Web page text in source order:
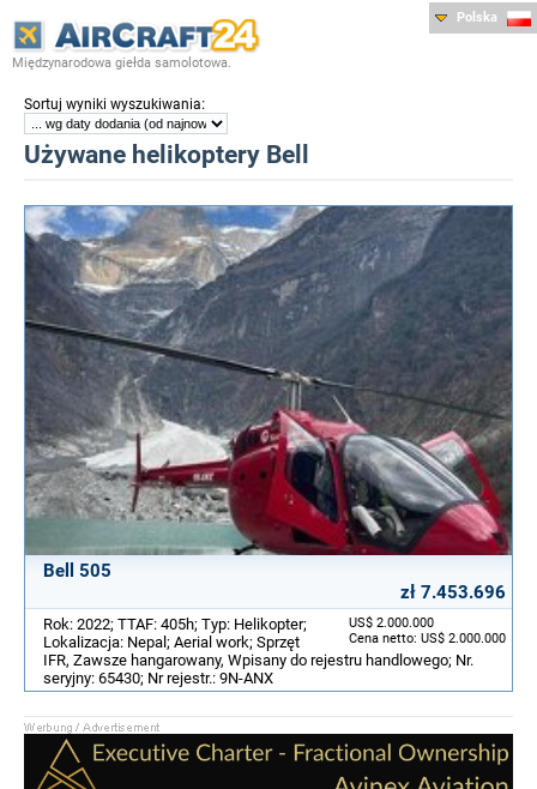
Międzynarodowa giełda samolotowa.
Polska
Sortuj wyniki wyszukiwania:
Używane helikoptery Bell
Bell 505
zł 7.453.696
US$ 2.000.000
Cena netto: US$ 2.000.000
Rok: 2022; TTAF: 405h; Typ: Helikopter;
Lokalizacja: Nepal; Aerial work; Sprzęt
IFR, Zawsze hangarowany, Wpisany do rejestru handlowego; Nr.
seryjny: 65430; Nr rejestr.: 9N-ANX